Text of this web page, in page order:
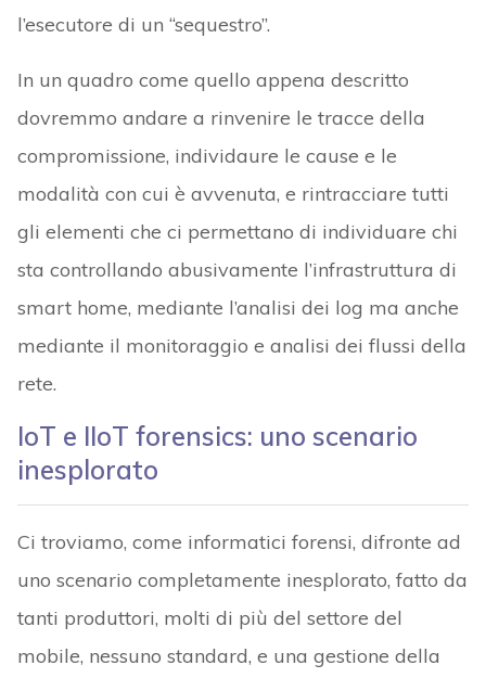
l’esecutore di un “sequestro”.
In un quadro come quello appena descritto
dovremmo andare a rinvenire le tracce della
compromissione, individaure le cause e le
modalità con cui è avvenuta, e rintracciare tutti
gli elementi che ci permettano di individuare chi
sta controllando abusivamente l’infrastruttura di
smart home, mediante l’analisi dei log ma anche
mediante il monitoraggio e analisi dei flussi della
rete.
IoT e IIoT forensics: uno scenario
inesplorato
Ci troviamo, come informatici forensi, difronte ad
uno scenario completamente inesplorato, fatto da
tanti produttori, molti di più del settore del
mobile, nessuno standard, e una gestione della